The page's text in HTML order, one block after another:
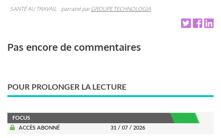
SANTÉ AU TRAVAIL
parrainé parGROUPE TECHNOLOGIA
Pas encore de commentaires
POUR PROLONGER LA LECTURE
FOCUS
ACCÈS ABONNÉ
31 / 07 / 2026